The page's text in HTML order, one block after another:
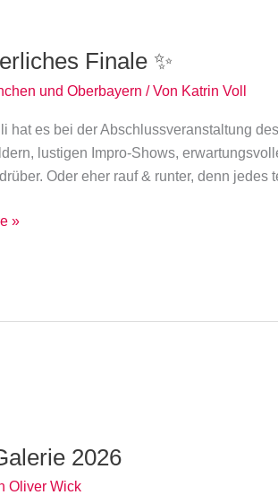
Finale ✨
und Oberbayern / Von Katrin Voll
hat es bei der Abschlussveranstaltung
lustigen Impro-Shows,
Oder eher rauf & runter, denn
»
2026
Oliver Wick